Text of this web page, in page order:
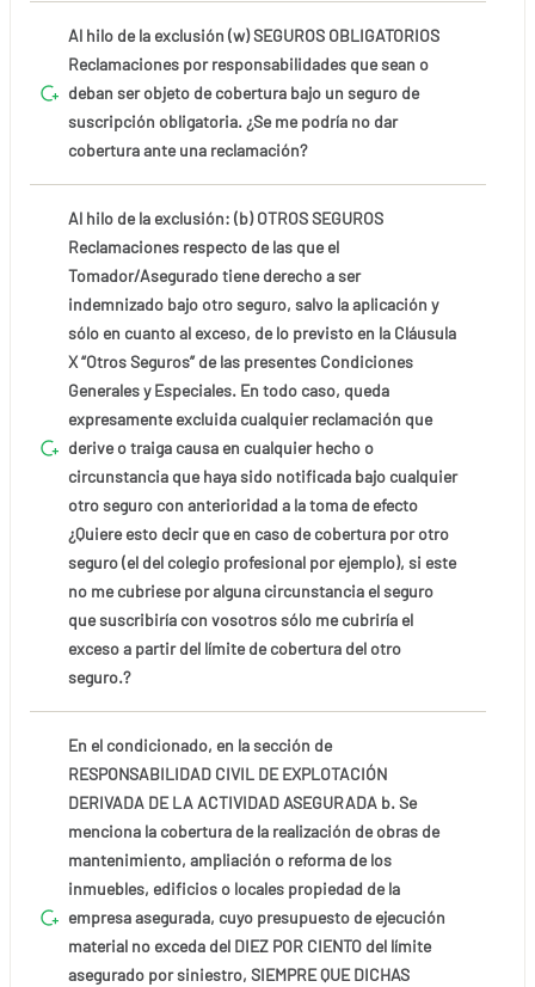
Al hilo de la exclusión (w) SEGUROS OBLIGATORIOS
Reclamaciones por responsabilidades que sean o
deban ser objeto de cobertura bajo un seguro de
suscripción obligatoria. ¿Se me podría no dar
cobertura ante una reclamación?
Al hilo de la exclusión: (b) OTROS SEGUROS
Reclamaciones respecto de las que el
Tomador/Asegurado tiene derecho a ser
indemnizado bajo otro seguro, salvo la aplicación y
sólo en cuanto al exceso, de lo previsto en la Cláusula
X “Otros Seguros” de las presentes Condiciones
Generales y Especiales. En todo caso, queda
expresamente excluida cualquier reclamación que
derive o traiga causa en cualquier hecho o
circunstancia que haya sido notificada bajo cualquier
otro seguro con anterioridad a la toma de efecto
¿Quiere esto decir que en caso de cobertura por otro
seguro (el del colegio profesional por ejemplo), si este
no me cubriese por alguna circunstancia el seguro
que suscribiría con vosotros sólo me cubriría el
exceso a partir del límite de cobertura del otro
seguro.?
En el condicionado, en la sección de
RESPONSABILIDAD CIVIL DE EXPLOTACIÓN
DERIVADA DE LA ACTIVIDAD ASEGURADA b. Se
menciona la cobertura de la realización de obras de
mantenimiento, ampliación o reforma de los
inmuebles, edificios o locales propiedad de la
empresa asegurada, cuyo presupuesto de ejecución
material no exceda del DIEZ POR CIENTO del límite
asegurado por siniestro, SIEMPRE QUE DICHAS